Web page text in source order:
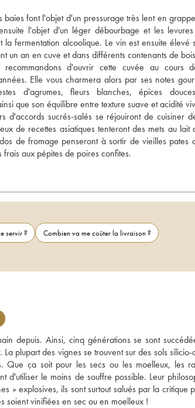
baies font l'objet d'un pressurage très lent en
l'objet d'un léger débourbage et les
la fermentation alcoolique. Le vin est ensuite élevé
un an en cuve et dans différents contenants de
recommandons d'ouvrir cette cuvée au cours
Elle vous charmera alors par ses notes
d'agrumes, fleurs blanches, épices
que son équilibre entre texture suave et acidité
d'accords sucrés-salés se réjouiront de cuisiner
de recettes asiatiques tenteront des mets au lait
de fromage penseront à sortir de vieilles pates
frais aux pépites de poires confites.
servir ?
Combien va me coûter la livraison ?
depuis. Ainsi, cinq générations se sont
plupart des vignes se trouvent sur des sols
Que ça soit pour les secs ou les moelleux, les
d'utiliser le moins de souffre possible. Leur
» explosives, ils sont surtout salués par la critique
soient vinifiées en sec ou en moelleux !